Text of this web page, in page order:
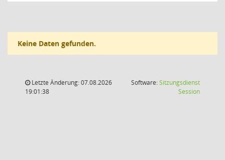
Keine Daten gefunden.
Letzte Änderung: 07.08.2026
19:01:38
Software:Sitzungsdienst
Session(Wird in